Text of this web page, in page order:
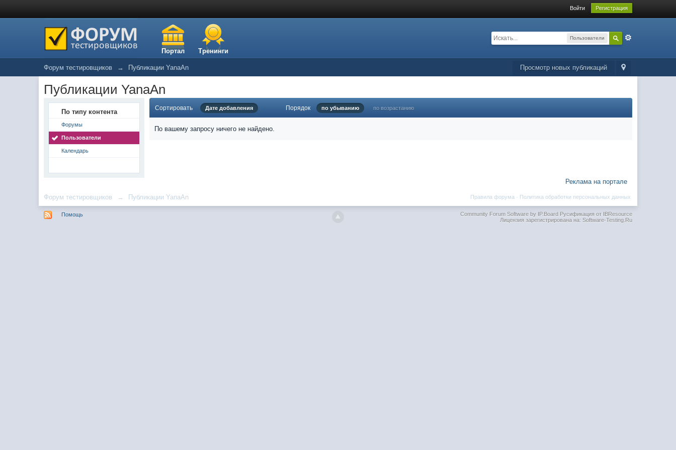
Войти Регистрация
Портал Тренинги
Пользователи
Просмотр новых публикаций
Форум тестировщиков → Публикации YanaAn
Публикации YanaAn
По типу контента
Форумы
Пользователи
Календарь
Сортировать Дате добавления Порядок по убыванию по возрастанию
По вашему запросу ничего не найдено.
Реклама на портале
Форум тестировщиков → Публикации YanaAn Политика обработки персональных данных
Правила форума ·
Помощь Community Forum Software by IP.BoardРусификация от IBResource
Лицензия зарегистрирована на: Software-Testing.Ru